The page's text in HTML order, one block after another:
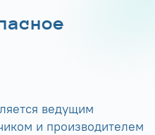
ведущим
и производителем